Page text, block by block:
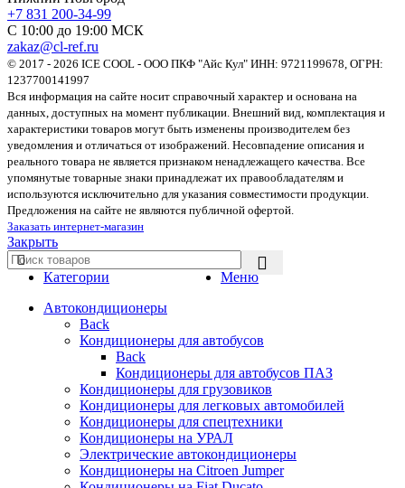
+7 831 200-34-99
С 10:00 до 19:00 МСК
zakaz@cl-ref.ru
© 2017 - 2026 ICE COOL - ООО ПКФ "Айс Кул" ИНН: 9721199678, ОГРН:
1237700141997
Вся информация на сайте носит справочный характер и основана на
данных, доступных на момент публикации. Внешний вид, комплектация и
характеристики товаров могут быть изменены производителем без
уведомления и отличаться от изображений. Несовпадение описания и
реального товара не является признаком ненадлежащего качества. Все
упомянутые товарные знаки принадлежат их правообладателям и
используются исключительно для указания совместимости продукции.
Предложения на сайте не являются публичной офертой.
Заказать интернет-магазин
Закрыть
Меню
Категории
Автокондиционеры
Back
Кондиционеры для автобусов
Back
Кондиционеры для автобусов ПАЗ
Кондиционеры для грузовиков
Кондиционеры для легковых автомобилей
Кондиционеры для спецтехники
Кондиционеры на УРАЛ
Электрические автокондиционеры
Кондиционеры на Citroen Jumper